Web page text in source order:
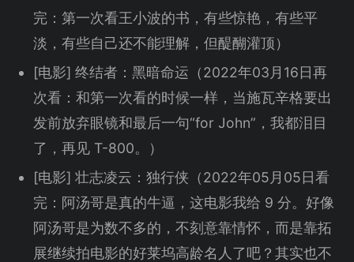
完：第一次看王小波的书，有些惊艳，有些平
淡，有些自己还不能理解，但醍醐灌顶）
[电影] 终结者：黑暗命运（2022年03月16日再
次看：和第一次看的时候一样，当施瓦辛格要出
发前放弃眼镜和最后一句“for John”，我都泪目
了，再见 T-800。）
[电影] 壮志凌云：独行侠（2022年05月05日看
完：阿汤哥是真的牛逼，这电影我给 9 分。好像
阿汤哥是为数不多的，不刻意靠情怀，而是靠拓
展继续拍电影的好莱坞高龄名人了吧？其实也不